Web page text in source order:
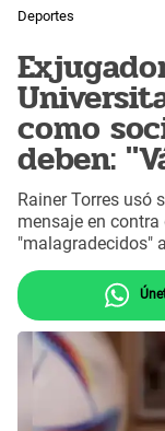
Deportes
como
deben:
Rainer Torres usó
mensaje en contra
"malagradecidos"